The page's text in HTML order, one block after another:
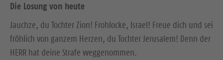
Die Losung von heute
Jauchze, du Tochter Zion! Frohlocke, Israel! Freue dich und sei
fröhlich von ganzem Herzen, du Tochter Jerusalem! Denn der
HERR hat deine Strafe weggenommen.